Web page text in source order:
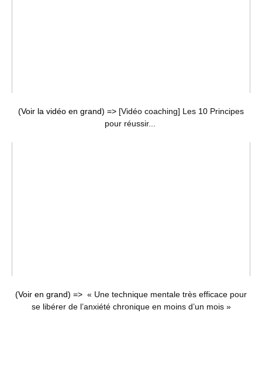
(Voir la vidéo en grand) => [Vidéo coaching] Les 10 Principes
pour réussir...
(Voir en grand) => « Une technique mentale très efficace pour
se libérer de l’anxiété chronique en moins d’un mois »